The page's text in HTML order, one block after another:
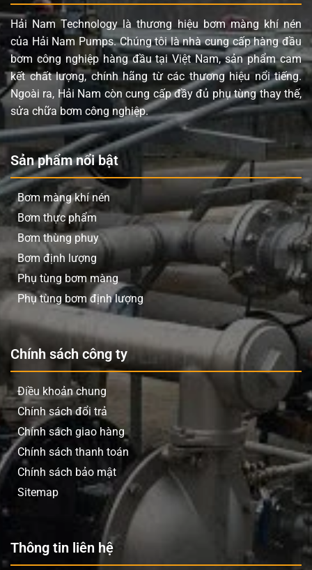
Hải Nam Technology là thương hiệu bơm màng khí nén
của Hải Nam Pumps. Chúng tôi là nhà cung cấp hàng đầu
bơm công nghiệp hàng đầu tại Việt Nam, sản phẩm cam
kết chất lượng, chính hãng từ các thương hiệu nổi tiếng.
Ngoài ra, Hải Nam còn cung cấp đầy đủ phụ tùng thay thế,
sửa chữa bơm công nghiệp.
Sản phẩm nổi bật
Bơm màng khí nén
Bơm thực phẩm
Bơm thùng phuy
Bơm định lượng
Phụ tùng bơm màng
Phụ tùng bơm định lượng
Chính sách công ty
Điều khoản chung
Chính sách đổi trả
Chính sách giao hàng
Chính sách thanh toán
Chính sách bảo mật
Sitemap
Thông tin liên hệ